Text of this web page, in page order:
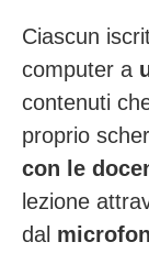
Ciascun
computer a
contenuti
proprio
con le
lezione
dal